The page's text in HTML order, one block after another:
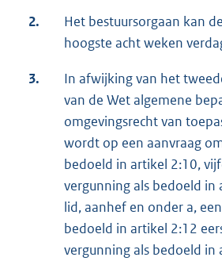
2.
Het bestuursorgaan kan
hoogste acht weken
3.
In afwijking van het
van de Wet algemene
omgevingsrecht van
wordt op een aanvraag
bedoeld in artikel 2:10,
vergunning als bedoeld in
lid, aanhef en onder a,
bedoeld in artikel 2:12
vergunning als bedoeld in